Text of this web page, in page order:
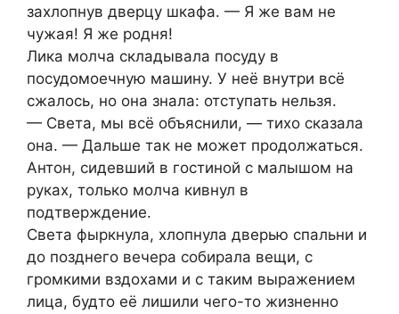
захлопнув дверцу шкафа. — Я же вам не
чужая! Я же родня!
Лика молча складывала посуду в
посудомоечную машину. У неё внутри всё
сжалось, но она знала: отступать нельзя.
— Света, мы всё объяснили, — тихо сказала
она. — Дальше так не может продолжаться.
Антон, сидевший в гостиной с малышом на
руках, только молча кивнул в
подтверждение.
Света фыркнула, хлопнула дверью спальни и
до позднего вечера собирала вещи, с
громкими вздохами и с таким выражением
лица, будто её лишили чего-то жизненно